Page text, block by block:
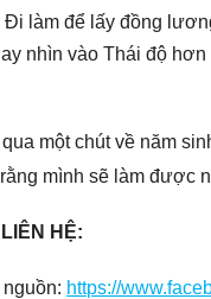
Đi làm để lấy đồng
nhìn vào Thái độ
một chút về năm
mình sẽ làm được
HỆ:
https://